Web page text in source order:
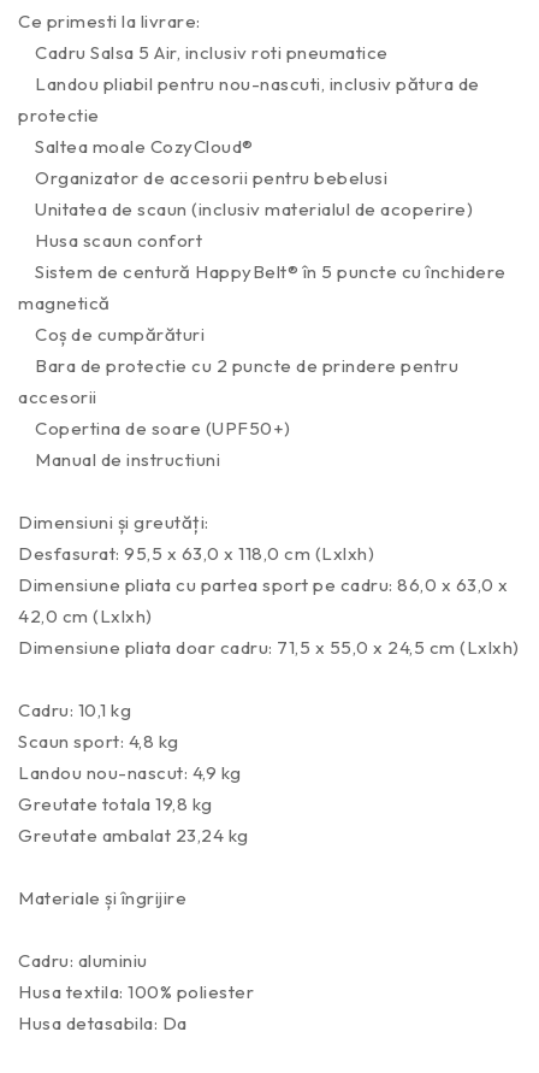
Ce primesti la livrare:
Cadru Salsa 5 Air, inclusiv roti pneumatice
Landou pliabil pentru nou-nascuti, inclusiv pătura de
protectie
Saltea moale CozyCloud®
Organizator de accesorii pentru bebelusi
Unitatea de scaun (inclusiv materialul de acoperire)
Husa scaun confort
Sistem de centură HappyBelt® în 5 puncte cu închidere
magnetică
Coș de cumpărături
Bara de protectie cu 2 puncte de prindere pentru
accesorii
Copertina de soare (UPF50+)
Manual de instructiuni
Dimensiuni și greutăți:
Desfasurat: 95,5 x 63,0 x 118,0 cm (Lxlxh)
Dimensiune pliata cu partea sport pe cadru: 86,0 x 63,0 x
42,0 cm (Lxlxh)
Dimensiune pliata doar cadru: 71,5 x 55,0 x 24,5 cm (Lxlxh)
Cadru: 10,1 kg
Scaun sport: 4,8 kg
Landou nou-nascut: 4,9 kg
Greutate totala 19,8 kg
Greutate ambalat 23,24 kg
Materiale și îngrijire
Cadru: aluminiu
Husa textila: 100% poliester
Husa detasabila: Da